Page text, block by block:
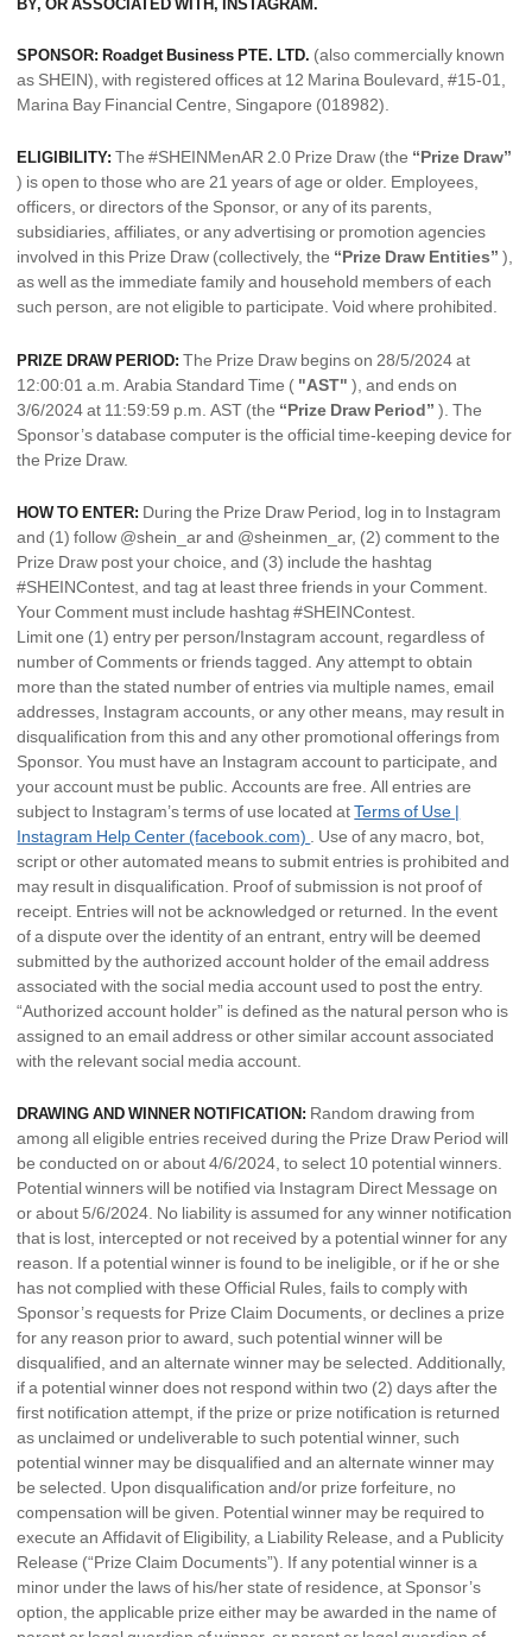
BY, OR ASSOCIATED WITH, INSTAGRAM.
SPONSOR: Roadget Business PTE. LTD. (also commercially known
as SHEIN), with registered offices at 12 Marina Boulevard, #15-01,
Marina Bay Financial Centre, Singapore (018982).
ELIGIBILITY:The #SHEINMenAR 2.0 Prize Draw (the “Prize Draw”
) is open to those who are 21 years of age or older. Employees,
officers, or directors of the Sponsor, or any of its parents,
subsidiaries, affiliates, or any advertising or promotion agencies
involved in this Prize Draw (collectively, the “Prize Draw Entities”),
as well as the immediate family and household members of each
such person, are not eligible to participate. Void where prohibited.
PRIZE DRAW PERIOD:The Prize Draw begins on 28/5/2024 at
12:00:01 a.m. Arabia Standard Time ( "AST"), and ends on
3/6/2024 at 11:59:59 p.m. AST (the “Prize Draw Period”). The
Sponsor’s database computer is the official time-keeping device for
the Prize Draw.
HOW TO ENTER: During the Prize Draw Period, log in to Instagram
and (1) follow @shein_ar and @sheinmen_ar, (2) comment to the
Prize Draw post your choice, and (3) include the hashtag
#SHEINContest, and tag at least three friends in your Comment.
Your Comment must include hashtag #SHEINContest.
Limit one (1) entry per person/Instagram account, regardless of
number of Comments or friends tagged. Any attempt to obtain
more than the stated number of entries via multiple names, email
addresses, Instagram accounts, or any other means, may result in
disqualification from this and any other promotional offerings from
Sponsor. You must have an Instagram account to participate, and
your account must be public. Accounts are free. All entries are
subject to Instagram’s terms of use located atTerms of Use |
Instagram Help Center (facebook.com)
. Use of any macro, bot,
script or other automated means to submit entries is prohibited and
may result in disqualification. Proof of submission is not proof of
receipt. Entries will not be acknowledged or returned. In the event
of a dispute over the identity of an entrant, entry will be deemed
submitted by the authorized account holder of the email address
associated with the social media account used to post the entry.
“Authorized account holder” is defined as the natural person who is
assigned to an email address or other similar account associated
with the relevant social media account.
DRAWING AND WINNER NOTIFICATION: Random drawing from
among all eligible entries received during the Prize Draw Period will
be conducted on or about 4/6/2024, to select 10 potential winners.
Potential winners will be notified via Instagram Direct Message on
or about 5/6/2024. No liability is assumed for any winner notification
that is lost, intercepted or not received by a potential winner for any
reason. If a potential winner is found to be ineligible, or if he or she
has not complied with these Official Rules, fails to comply with
Sponsor’s requests for Prize Claim Documents, or declines a prize
for any reason prior to award, such potential winner will be
disqualified, and an alternate winner may be selected. Additionally,
if a potential winner does not respond within two (2) days after the
first notification attempt, if the prize or prize notification is returned
as unclaimed or undeliverable to such potential winner, such
potential winner may be disqualified and an alternate winner may
be selected. Upon disqualification and/or prize forfeiture, no
compensation will be given. Potential winner may be required to
execute an Affidavit of Eligibility, a Liability Release, and a Publicity
Release (“Prize Claim Documents”). If any potential winner is a
minor under the laws of his/her state of residence, at Sponsor’s
option, the applicable prize either may be awarded in the name of